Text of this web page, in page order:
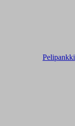
Pelipankki